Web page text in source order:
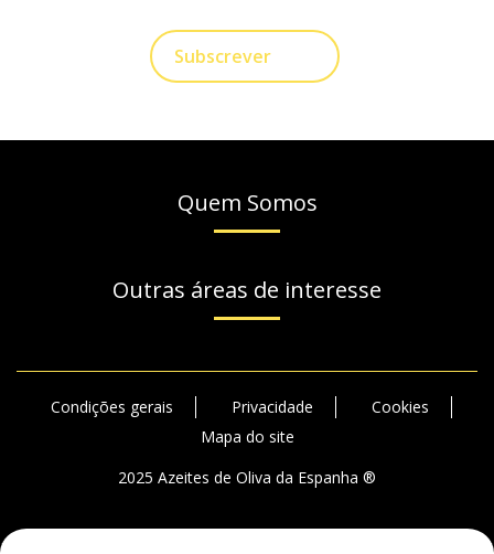
Subscrever
Quem Somos
Outras áreas de interesse
Condições gerais Privacidade
Cookies
Mapa do site
2025 Azeites de Oliva da Espanha ®